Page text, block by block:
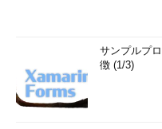
サンプルプ
徴 (1/3)